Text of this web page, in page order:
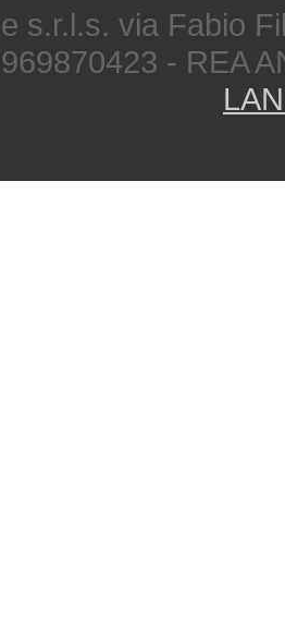
s.r.l.s. via Fabio
- REA